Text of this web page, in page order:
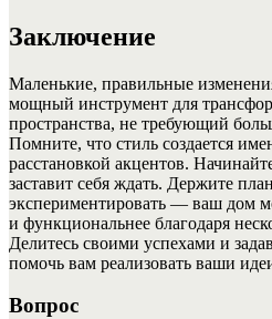
Заключение
Маленькие, правильные
мощный инструмент для
пространства, не требующий
Помните, что стиль создается
расстановкой акцентов.
заставит себя ждать. Держите
экспериментировать — ваш дом
и функциональнее благодаря
Делитесь своими успехами и
помочь вам реализовать ваши
Вопрос